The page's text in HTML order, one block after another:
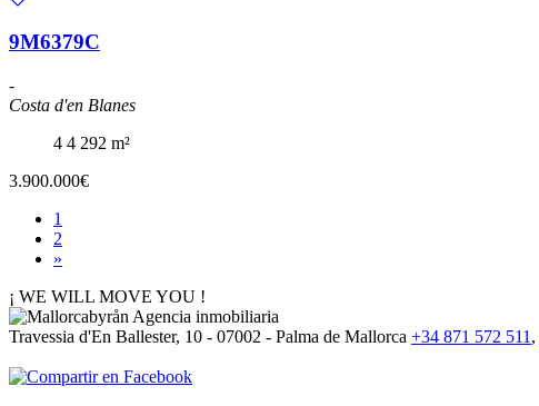
9M6379C
-
Costa d'en Blanes
4 4 292 m²
3.900.000€
1
2
»
¡ WE WILL MOVE YOU !
Travessia d'En Ballester, 10 - 07002 - Palma de Mallorca +34 871 572 511 ,